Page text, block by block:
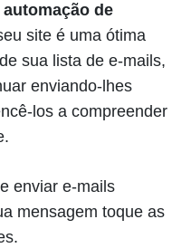
automação de
site é uma ótima
sua lista de e-mails,
enviando-lhes
los a compreender
enviar e-mails
mensagem toque as